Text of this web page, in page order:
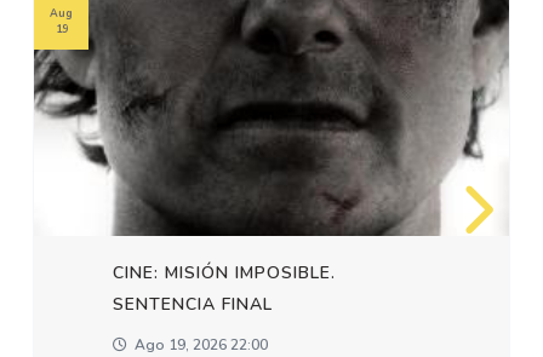
CINE: MISIÓN IMPOSIBLE.
SENTENCIA FINAL
Ago 19, 2026 22:00
Aug
19